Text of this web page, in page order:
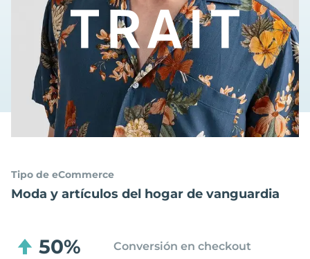
Tipo de eCommerce
Moda y artículos del hogar de vanguardia
50% Conversión en checkout